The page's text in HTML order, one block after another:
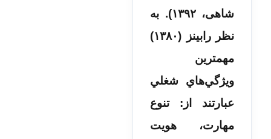
شاهی، ۱۳۹۲). به
نظر رابينز (۱۳۸۰)
مهمترين
ويژگي‌هاي شغلي
عبارتند از: تنوع
مهارت، هويت